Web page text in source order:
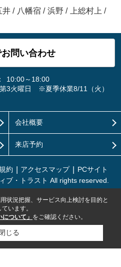
井 / 八幡宿 / 浜野 / 上総村上 /
問い合わせ
10:00～18:00
3火曜日 ※夏季休業8/11（火）
会社概要
来店予約
約 アクセスマップ
PCサイト
ブ・トラスト All rights reserved.
状況把握、サービス向上検討を目的と
います。
ついて」 をご確認ください。
閉じる